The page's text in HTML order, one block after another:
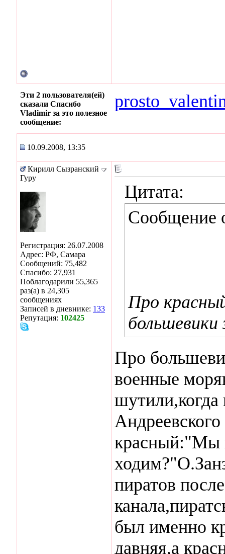
Эти 2 пользователя(ей)
сказали Спасибо
Vladimir за это полезное
сообщение:
10.09.2008, 13:35
Кирилл Сызранский
Гуру
Регистрация: 26.07.2008
Адрес: РФ, Самара
Сообщений: 75,482
Спасибо: 27,931
Поблагодарили 55,365
раз(а) в 24,305
сообщениях
Записей в дневнике: 133
Репутация: 102425
Цитата:
Сообщение
Про
большевики
Про
военные
шутили,когда
красный:"Мы
пиратов
был именно
давняя,а